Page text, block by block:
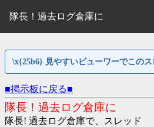
隊長！過去ログ倉庫に
\x{25b6} 見やすいビューワーでこのス
■掲示板に戻る■
隊長！過去ログ倉庫に
隊長! 過去ログ倉庫で、スレッド